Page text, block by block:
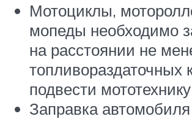
Мотоциклы,
мопеды необходимо
на расстоянии не
топливораздаточных
подвести
Заправка